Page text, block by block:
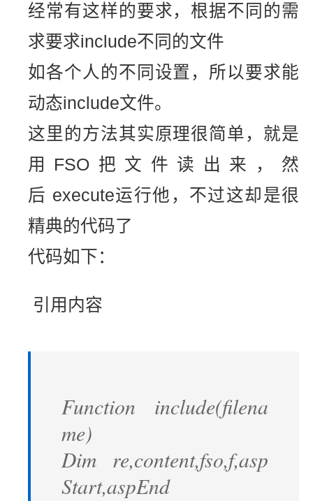
经常有这样的要求，根据不同的需
求要求include不同的文件
如各个人的不同设置，所以要求能
动态include文件。
这里的方法其实原理很简单，就是
用FSO把文件读出来，然
后 execute运行他，不过这却是很
精典的代码了
代码如下：
引用内容
Function include(filena
me)
Dim re,content,fso,f,asp
Start,aspEnd